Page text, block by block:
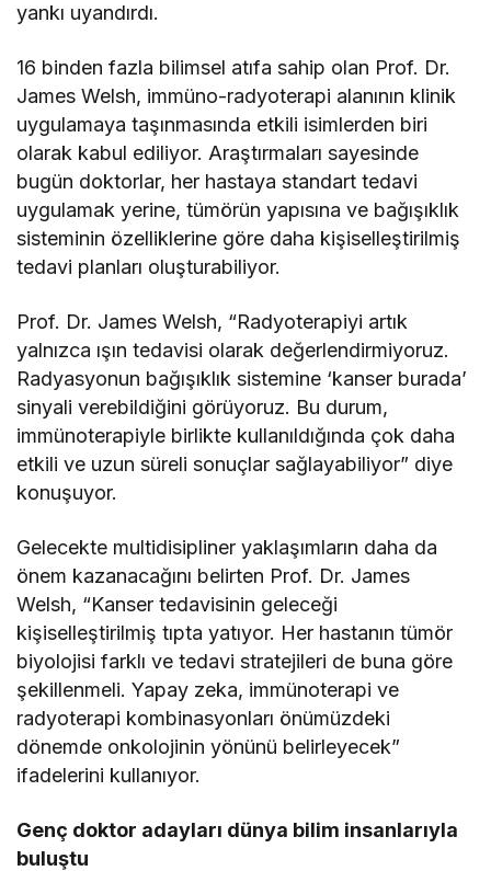
yankı uyandırdı.
16 binden fazla bilimsel atıfa sahip olan Prof. Dr.
James Welsh, immüno-radyoterapi alanının klinik
uygulamaya taşınmasında etkili isimlerden biri
olarak kabul ediliyor. Araştırmaları sayesinde
bugün doktorlar, her hastaya standart tedavi
uygulamak yerine, tümörün yapısına ve bağışıklık
sisteminin özelliklerine göre daha kişiselleştirilmiş
tedavi planları oluşturabiliyor.
Prof. Dr. James Welsh, “Radyoterapiyi artık
yalnızca ışın tedavisi olarak değerlendirmiyoruz.
Radyasyonun bağışıklık sistemine ‘kanser burada’
sinyali verebildiğini görüyoruz. Bu durum,
immünoterapiyle birlikte kullanıldığında çok daha
etkili ve uzun süreli sonuçlar sağlayabiliyor” diye
konuşuyor.
Gelecekte multidisipliner yaklaşımların daha da
önem kazanacağını belirten Prof. Dr. James
Welsh, “Kanser tedavisinin geleceği
kişiselleştirilmiş tıpta yatıyor. Her hastanın tümör
biyolojisi farklı ve tedavi stratejileri de buna göre
şekillenmeli. Yapay zeka, immünoterapi ve
radyoterapi kombinasyonları önümüzdeki
dönemde onkolojinin yönünü belirleyecek”
ifadelerini kullanıyor.
Genç doktor adayları dünya bilim insanlarıyla
buluştu